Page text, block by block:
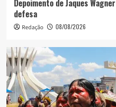
Depoimento de Jaques
defesa
Redação 08/08/2026